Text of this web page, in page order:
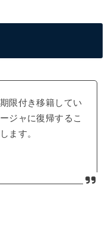
限付き移籍してい
ジャに復帰するこ
ます。